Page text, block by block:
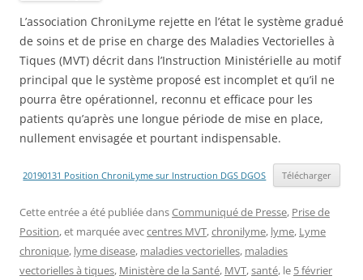
L’association ChroniLyme rejette en l’état le système gradué
de soins et de prise en charge des Maladies Vectorielles à
Tiques (MVT) décrit dans l’Instruction Ministérielle au motif
principal que le système proposé est incomplet et qu’il ne
pourra être opérationnel, reconnu et efficace pour les
patients qu’après une longue période de mise en place,
nullement envisagée et pourtant indispensable.
20190131 Position ChroniLyme sur Instruction DGS DGOS Télécharger
Cette entrée a été publiée dansCommuniqué de Presse, Prise de
Position, et marquée aveccentres MVT,chronilyme, lyme, Lyme
chronique, lyme disease, maladies vectorielles, maladies
vectorielles à tiques, Ministère de la Santé, MVT,santé, le 5 février